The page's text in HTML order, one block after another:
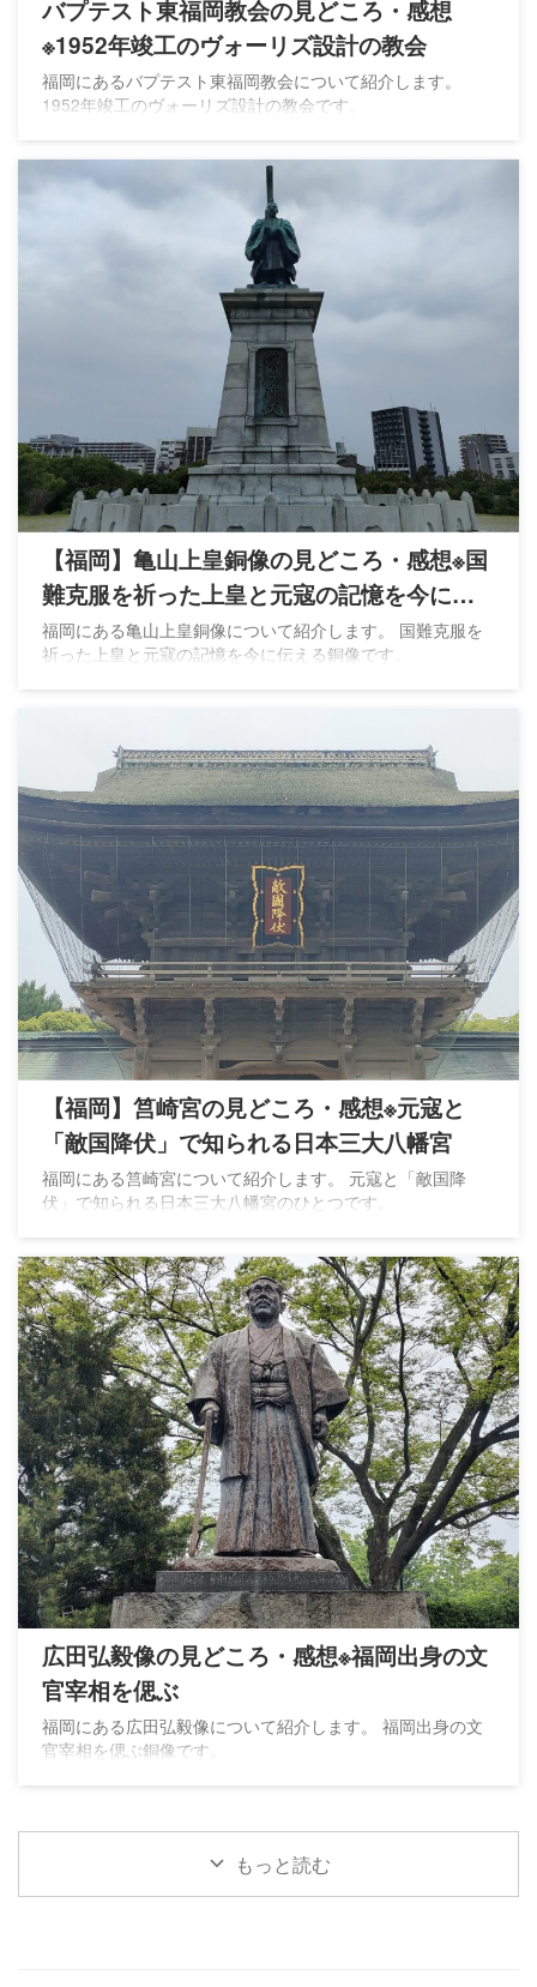
バプテスト東福岡教会の見どころ・感想
※1952年竣工のヴォーリズ設計の教会
福岡にあるバプテスト東福岡教会について紹介します。
1952年竣工のヴォーリズ設計の教会です。
【福岡】亀山上皇銅像の見どころ・感想※国
難克服を祈った上皇と元寇の記憶を今に伝
える
福岡にある亀山上皇銅像について紹介します。 国難克服を
祈った上皇と元寇の記憶を今に伝える銅像です。
【福岡】筥崎宮の見どころ・感想※元寇と
「敵国降伏」で知られる日本三大八幡宮
福岡にある筥崎宮について紹介します。 元寇と「敵国降
伏」で知られる日本三大八幡宮のひとつです。
広田弘毅像の見どころ・感想※福岡出身の文
官宰相を偲ぶ
福岡にある広田弘毅像について紹介します。 福岡出身の文
官宰相を偲ぶ銅像です。
もっと読む